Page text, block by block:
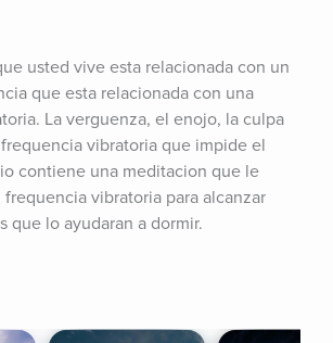
usted vive esta relacionada con un
que esta relacionada con una
La verguenza, el enojo, la culpa
vibratoria que impide el
contiene una meditacion que le
vibratoria para alcanzar
que lo ayudaran a dormir.